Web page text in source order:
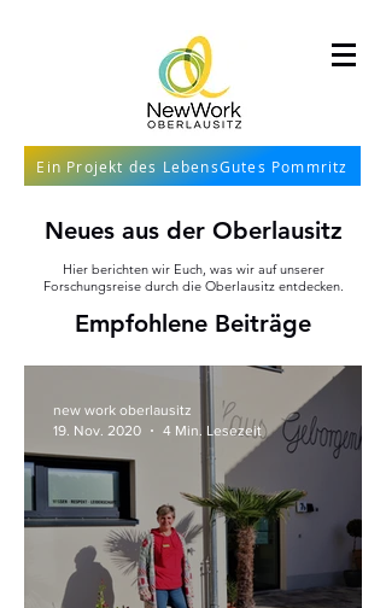
Ein Projekt des LebensGutes Pommritz
Neues aus der Oberlausitz
Hier berichten wir Euch, was wir auf unserer
Forschungsreise durch die Oberlausitz entdecken.
Empfohlene Beiträge
new work oberlausitz
19. Nov. 2020
4 Min. Lesezeit